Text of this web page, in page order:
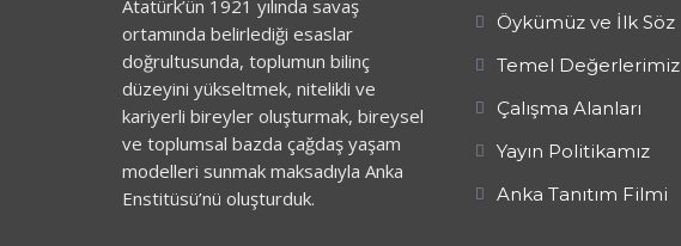
Atatürk’ün 1921 yılında savaş
ortamında belirlediği esaslar
doğrultusunda, toplumun bilinç
düzeyini yükseltmek, nitelikli ve
kariyerli bireyler oluşturmak, bireysel
ve toplumsal bazda çağdaş yaşam
modelleri sunmak maksadıyla Anka
Enstitüsü’nü oluşturduk.
Öykümüz ve İlk Söz
Temel Değerlerimiz
Çalışma Alanları
Yayın Politikamız
Anka Tanıtım Filmi